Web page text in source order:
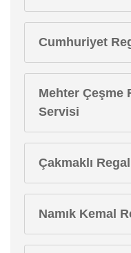
Cumhuriyet
Mehter Çeşme
Servisi
Çakmaklı
Namık Kemal